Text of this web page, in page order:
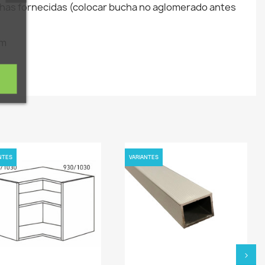
fornecidas (colocar bucha no aglomerado antes
VARIANTES
›